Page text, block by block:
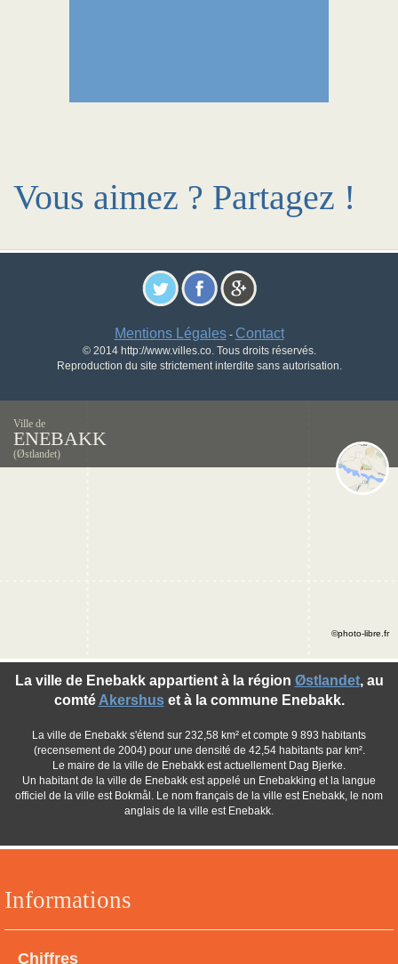
Vous aimez ? Partagez !
Mentions Légales- Contact
© 2014 http://www.villes.co. Tous droits réservés.
Reproduction du site strictement interdite sans autorisation.
Ville de
ENEBAKK
(Østlandet)
Informations
Chiffres
La ville de Enebakk appartient à la région Østlandet, au
comté Akershuset à la commune Enebakk.
La ville de Enebakk s'étend sur 232,58 km² et compte 9 893 habitants
(recensement de 2004) pour une densité de 42,54 habitants par km².
Le maire de la ville de Enebakk est actuellement Dag Bjerke.
Un habitant de la ville de Enebakk est appelé un Enebakking et la langue
officiel de la ville est Bokmål. Le nom français de la ville est Enebakk, le nom
anglais de la ville est Enebakk.
©photo-libre.fr